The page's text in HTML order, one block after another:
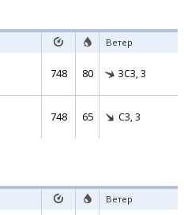
Ветер
748 80 ЗСЗ, 3
748 65 СЗ, 3
Ветер